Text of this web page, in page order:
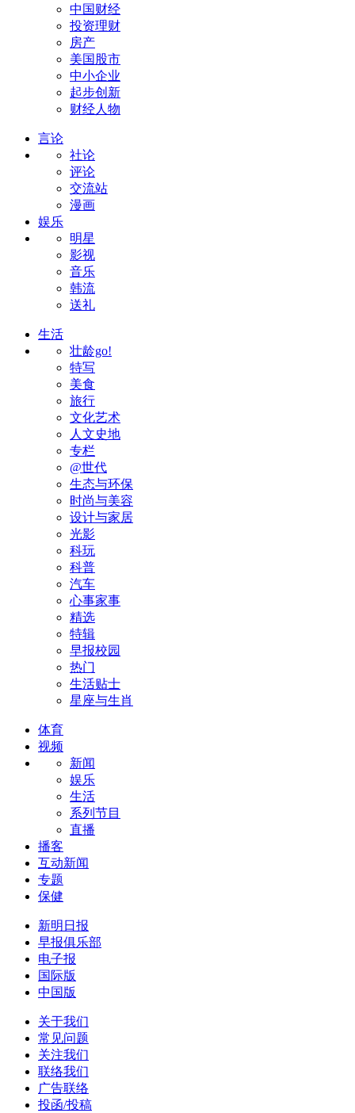
中国财经
投资理财
房产
美国股市
中小企业
起步创新
财经人物
言论
社论
评论
交流站
漫画
娱乐
明星
影视
音乐
韩流
送礼
生活
壮龄go!
特写
美食
旅行
文化艺术
人文史地
专栏
@世代
生态与环保
时尚与美容
设计与家居
光影
科玩
科普
汽车
心事家事
精选
特辑
早报校园
热门
生活贴士
星座与生肖
体育
视频
新闻
娱乐
生活
系列节目
直播
播客
互动新闻
专题
保健
新明日报
早报俱乐部
电子报
国际版
中国版
关于我们
常见问题
关注我们
联络我们
广告联络
投函/投稿